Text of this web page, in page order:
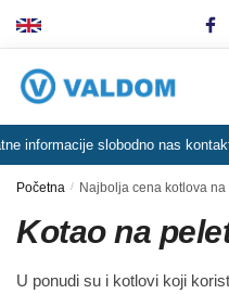
slobodno nas
Početna / Najbolja cena kotlova na
Kotao na
U ponudi su i kotlovi koji